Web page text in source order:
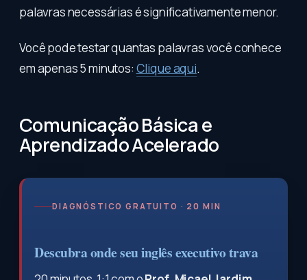
palavras necessárias é significativamente menor.
Você pode testar quantas palavras você conhece
em apenas 5 minutos: Clique aqui.
Comunicação Básica e
Aprendizado Acelerado
DIAGNÓSTICO GRATUITO · 20 MIN
Descubra onde seu inglês executivo trava